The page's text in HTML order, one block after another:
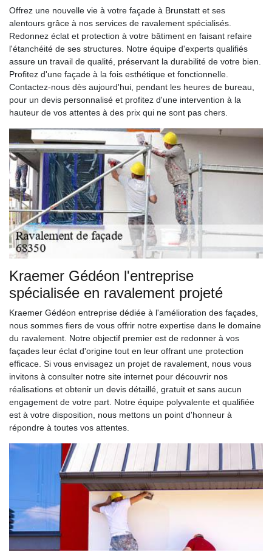
Offrez une nouvelle vie à votre façade à Brunstatt et ses
alentours grâce à nos services de ravalement spécialisés.
Redonnez éclat et protection à votre bâtiment en faisant refaire
l'étanchéité de ses structures. Notre équipe d'experts qualifiés
assure un travail de qualité, préservant la durabilité de votre bien.
Profitez d'une façade à la fois esthétique et fonctionnelle.
Contactez-nous dès aujourd'hui, pendant les heures de bureau,
pour un devis personnalisé et profitez d'une intervention à la
hauteur de vos attentes à des prix qui ne sont pas chers.
Kraemer Gédéon l'entreprise
spécialisée en ravalement projeté
Kraemer Gédéon entreprise dédiée à l'amélioration des façades,
nous sommes fiers de vous offrir notre expertise dans le domaine
du ravalement. Notre objectif premier est de redonner à vos
façades leur éclat d'origine tout en leur offrant une protection
efficace. Si vous envisagez un projet de ravalement, nous vous
invitons à consulter notre site internet pour découvrir nos
réalisations et obtenir un devis détaillé, gratuit et sans aucun
engagement de votre part. Notre équipe polyvalente et qualifiée
est à votre disposition, nous mettons un point d'honneur à
répondre à toutes vos attentes.